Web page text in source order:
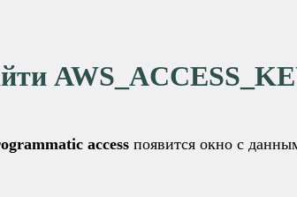
accessпоявится окно с